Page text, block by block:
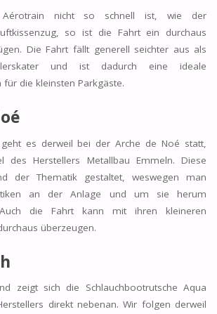
nicht so schnell ist, wie der
so ist die Fahrt ein durchaus
Die Fahrt fällt generell seichter aus als
und ist dadurch eine ideale
für die kleinsten Parkgäste.
geht es derweil bei der Arche de Noé statt,
des Herstellers Metallbau Emmeln. Diese
der Thematik gestaltet, weswegen man
an der Anlage und um sie herum
die Fahrt kann mit ihren kleineren
überzeugen.
zeigt sich die Schlauchbootrutsche Aqua
direkt nebenan. Wir folgen derweil